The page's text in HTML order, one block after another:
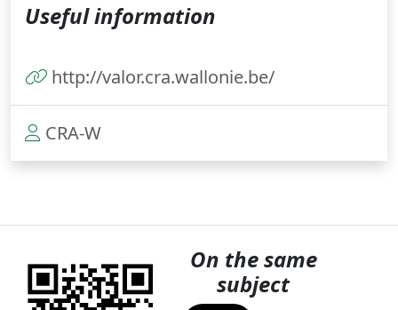
Useful information
http://valor.cra.wallonie.be/
CRA-W
On the same
subject